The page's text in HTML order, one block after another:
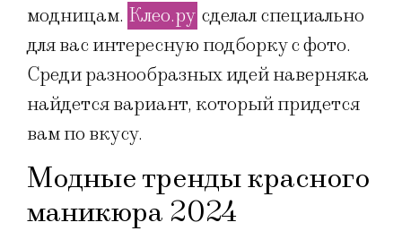
модницам. Клео.ру сделал специально
для вас интересную подборку с фото.
Среди разнообразных идей наверняка
найдется вариант, который придется
вам по вкусу.
Модные тренды красного
маникюра 2024